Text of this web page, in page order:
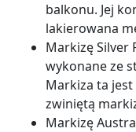
balkonu. Jej
lakierowana
Markizę Silver
wykonane ze
Markiza ta jest
zwiniętą
Markizę